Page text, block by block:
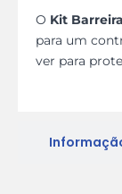
O Kit
para um
ver para